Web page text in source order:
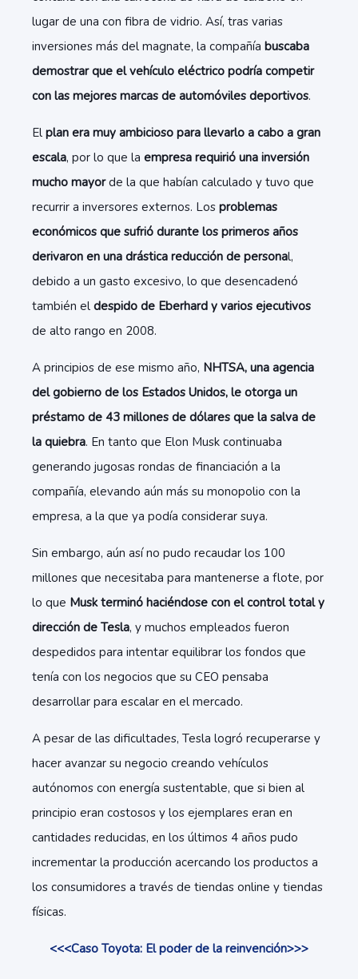
lugar de una con fibra de vidrio. Así, tras varias
inversiones más del magnate, la compañía buscaba
demostrar que el vehículo eléctrico podría competir
con las mejores marcas de automóviles deportivos.
El plan era muy ambicioso para llevarlo a cabo a gran
escala, por lo que la empresa requirió una inversión
mucho mayorde la que habían calculado y tuvo que
recurrir a inversores externos. Los problemas
económicos que sufrió durante los primeros años
derivaron en una drástica reducción de personal,
debido a un gasto excesivo, lo que desencadenó
también el despido de Eberhard y varios ejecutivos
de alto rango en 2008.
A principios de ese mismo año, NHTSA, una agencia
del gobierno de los Estados Unidos, le otorga un
préstamo de 43 millones de dólares que la salva de
la quiebra. En tanto que Elon Musk continuaba
generando jugosas rondas de financiación a la
compañía, elevando aún más su monopolio con la
empresa, a la que ya podía considerar suya.
Sin embargo, aún así no pudo recaudar los 100
millones que necesitaba para mantenerse a flote, por
lo que Musk terminó haciéndose con el control total y
dirección de Tesla, y muchos empleados fueron
despedidos para intentar equilibrar los fondos que
tenía con los negocios que su CEO pensaba
desarrollar para escalar en el mercado.
A pesar de las dificultades, Tesla logró recuperarse y
hacer avanzar su negocio creando vehículos
autónomos con energía sustentable, que si bien al
principio eran costosos y los ejemplares eran en
cantidades reducidas, en los últimos 4 años pudo
incrementar la producción acercando los productos a
los consumidores a través de tiendas online y tiendas
físicas.
<<<Caso Toyota: El poder de la reinvención>>>